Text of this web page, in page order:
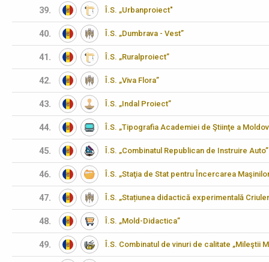
39. Î.S. „Urbanproiect"
40. Î.S. „Dumbrava - Vest”
41. Î.S. „Ruralproiect”
42. Î.S. „Viva Flora”
43. Î.S. „Indal Proiect”
44. Î.S. „Tipografia Academiei de Ştiinţe a
45. Î.S. „Combinatul Republican de Instruire Auto”
46. Î.S. „Staţia de Stat pentru Încercarea
47. Î.S. „Stațiunea didactică experimentală
48. Î.S. „Mold-Didactica”
49. Î.S. Combinatul de vinuri de calitate „Mileştii